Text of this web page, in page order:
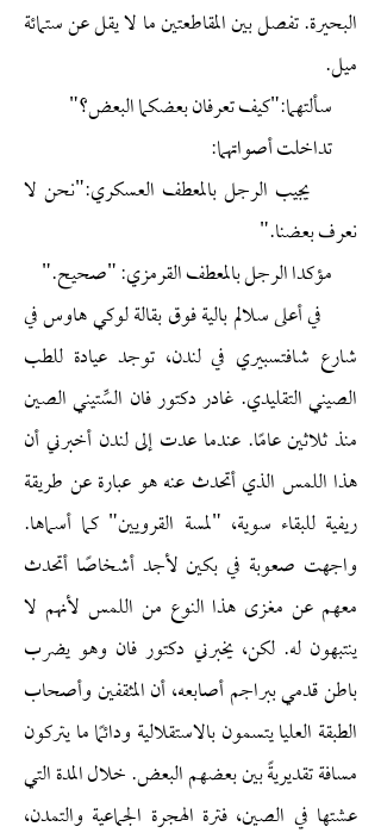
البحيرة. تفصل بين المقاطعتين ما لا يقل عن ستمائة
ميل.
سألتهما:"كيف تعرفان بعضكما البعض؟"
تداخلت أصواتهما:
يجيب الرجل بالمعطف العسكري:"نحن لا
نعرف بعضنا."
مؤكدا الرجل بالمعطف القرمزي: "صحيح."
في أعلى سلالم بالية فوق بقالة لوكي هاوس في
شارع شافتسبيري في لندن، توجد عيادة للطب
الصيني التقليدي. غادر دكتور فان السِّتيني الصين
منذ ثلاثين عامًا. عندما عدت إلى لندن أخبرني أن
هذا اللمس الذي أتحدث عنه هو عبارة عن طريقة
ريفية للبقاء سوية، "لمسة القرويين" كما أسماها.
واجهت صعوبة في بكين لأجد أشخاصًا أتحدث
معهم عن مغزى هذا النوع من اللمس لأنهم لا
ينتبهون له. لكن، يخبرني دكتور فان وهو يضرب
باطن قدمي ببراجم أصابعه، أن المثقفين وأصحاب
الطبقة العليا يتسمون بالاستقلالية ودائمًا ما يتركون
مسافة تقديريةً بين بعضهم البعض. خلال المدة التي
عشتها في الصين، فترة الهجرة الجماعية والتمدن،